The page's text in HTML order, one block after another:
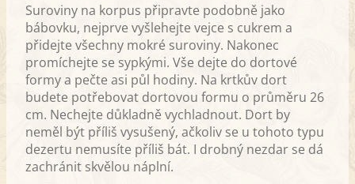
Suroviny na korpus připravte podobně jako
bábovku, nejprve vyšlehejte vejce s cukrem a
přidejte všechny mokré suroviny. Nakonec
promíchejte se sypkými. Vše dejte do dortové
formy a pečte asi půl hodiny. Na krtkův dort
budete potřebovat dortovou formu o průměru 26
cm. Nechejte důkladně vychladnout. Dort by
neměl být příliš vysušený, ačkoliv se u tohoto typu
dezertu nemusíte příliš bát. I drobný nezdar se dá
zachránit skvělou náplní.